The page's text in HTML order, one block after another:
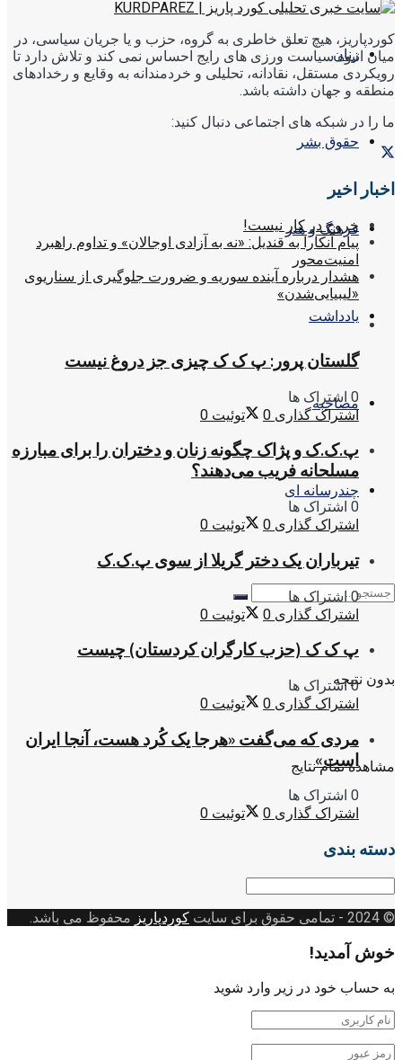
زنان
حقوق بشر
فرهنگ و هنر
یادداشت
مصاحبه
چندرسانه ای
بدون نتیجه
مشاهده تمام نتایج
کوردپاریز، هیچ تعلق خاطری به گروه، حزب و یا جریان سیاسی، در
میان انبوه سیاست ورزی های رایج احساس نمی کند و تلاش دارد تا
رویکردی مستقل، نقادانه، تحلیلی و خردمندانه به وقایع و رخدادهای
منطقه و جهان داشته باشد.
ما را در شبکه های اجتماعی دنبال کنید:
اخبار اخیر
خروج در کار نیست!
پیام آنکارا به قندیل: «نه به آزادی اوجالان» و تداوم راهبرد
امنیت‌محور
هشدار درباره آینده سوریه و ضرورت جلوگیری از سناریوی
«لیبیایی‌شدن»
گلستان پرور: پ ک ک چیزی جز دروغ نیست
0 اشتراک ها
اشتراک گذاری 0 توئیت 0
پ.ک.ک و پژاک چگونه زنان و دختران را برای مبارزه
مسلحانه فریب می‌دهند؟
0 اشتراک ها
اشتراک گذاری 0 توئیت 0
تیرباران یک دختر گریلا از سوی پ.ک.ک
0 اشتراک ها
اشتراک گذاری 0 توئیت 0
پ ک ک (حزب کارگران کردستان) چیست
0 اشتراک ها
اشتراک گذاری 0 توئیت 0
مردی که می‌گفت «هرجا یک کُرد هست، آنجا ایران
است»
0 اشتراک ها
اشتراک گذاری 0 توئیت 0
دسته بندی
دسته
© 2024
- تمامی حقوق برای سایت کوردپاریز محفوظ می باشد.
خوش آمدید!
به حساب خود در زیر وارد شوید